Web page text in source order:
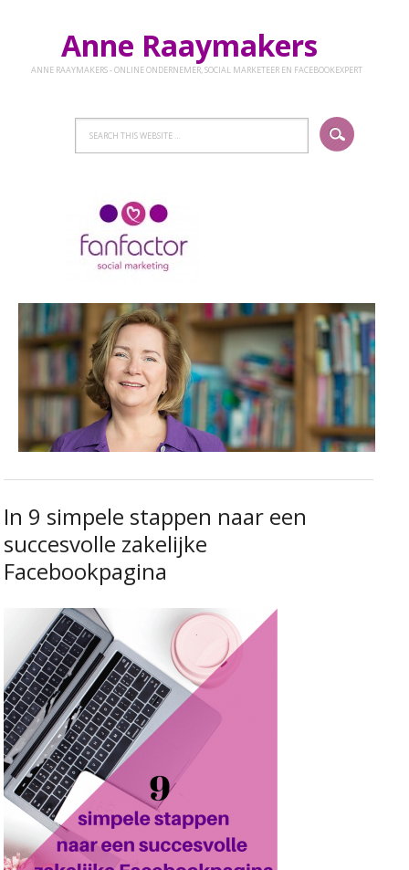
Anne Raaymakers
ANNE RAAYMAKERS - ONLINE ONDERNEMER, SOCIAL MARKETEER EN FACEBOOKEXPERT
In 9 simpele stappen naar een
succesvolle zakelijke
Facebookpagina